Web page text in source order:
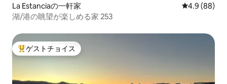
La Estanciaの一軒家 レビュー88
4.9 (88)
湖/港の眺望が楽しめる家 253
大好評のゲストチョイスです。
ゲストチョイス